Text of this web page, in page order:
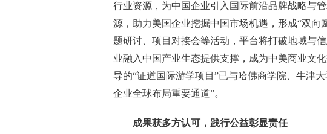
行业资源，为中国企业引入国际前沿品牌战略与
源，助力美国企业挖掘中国市场机遇，形成“双向
题研讨、项目对接会等活动，平台将打破地域与
业融入中国产业生态提供支撑，成为中美商业文
导的“证道国际游学项目”已与哈佛商学院、牛津
企业全球布局重要通道”。
成果获多方认可，践行公益彰显责任